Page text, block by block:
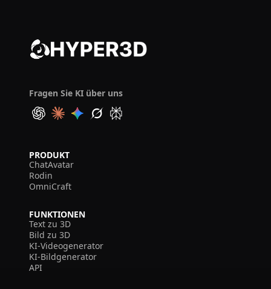
Fragen Sie KI über uns
PRODUKT
ChatAvatar
Rodin
OmniCraft
FUNKTIONEN
Text zu 3D
Bild zu 3D
KI-Videogenerator
KI-Bildgenerator
API